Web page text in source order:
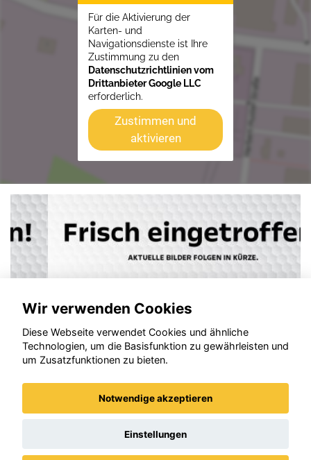
Für die Aktivierung der
Karten- und
Navigationsdienste ist Ihre
Zustimmung zu den
Datenschutzrichtlinien vom
Drittanbieter Google LLC
erforderlich.
Zustimmen und
aktivieren
Opel Grandland (X)
Wir verwenden Cookies
Diese Webseite verwendet Cookies und ähnliche
Technologien, um die Basisfunktion zu gewährleisten und
um Zusatzfunktionen zu bieten.
Notwendige akzeptieren
Einstellungen